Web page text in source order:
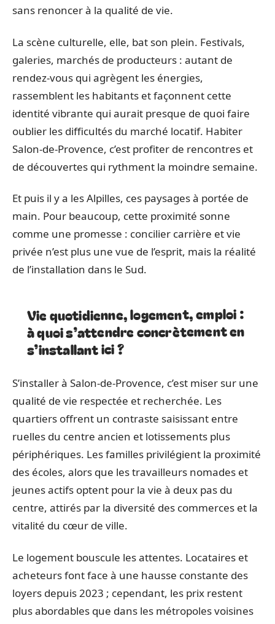
sans renoncer à la qualité de vie.
La scène culturelle, elle, bat son plein. Festivals,
galeries, marchés de producteurs : autant de
rendez-vous qui agrègent les énergies,
rassemblent les habitants et façonnent cette
identité vibrante qui aurait presque de quoi faire
oublier les difficultés du marché locatif. Habiter
Salon-de-Provence, c’est profiter de rencontres et
de découvertes qui rythment la moindre semaine.
Et puis il y a les Alpilles, ces paysages à portée de
main. Pour beaucoup, cette proximité sonne
comme une promesse : concilier carrière et vie
privée n’est plus une vue de l’esprit, mais la réalité
de l’installation dans le Sud.
Vie quotidienne, logement, emploi :
à quoi s’attendre concrètement en
s’installant ici ?
S’installer à Salon-de-Provence, c’est miser sur une
qualité de vie respectée et recherchée. Les
quartiers offrent un contraste saisissant entre
ruelles du centre ancien et lotissements plus
périphériques. Les familles privilégient la proximité
des écoles, alors que les travailleurs nomades et
jeunes actifs optent pour la vie à deux pas du
centre, attirés par la diversité des commerces et la
vitalité du cœur de ville.
Le logement bouscule les attentes. Locataires et
acheteurs font face à une hausse constante des
loyers depuis 2023 ; cependant, les prix restent
plus abordables que dans les métropoles voisines